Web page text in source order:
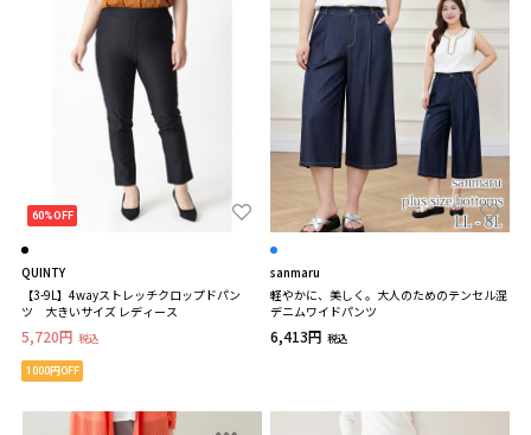
60%OFF
QUINTY
【3-9L】4wayストレッチクロップドパン
ツ 大きいサイズ レディース
5,720円 税込
1000円OFF
sanmaru
軽やかに、美しく。大人のためのテンセル混
デニムワイドパンツ
6,413円 税込